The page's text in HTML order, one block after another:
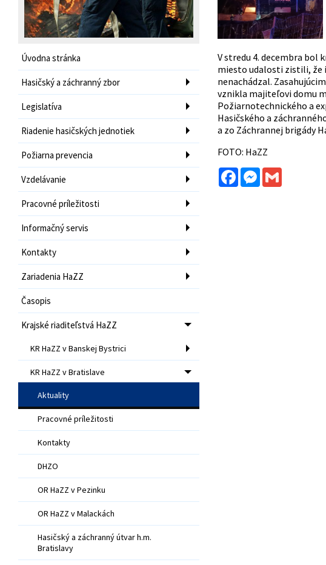
Úvodna stránka
Hasičský a záchranný zbor
Legislatíva
Riadenie hasičských jednotiek
Požiarna prevencia
Vzdelávanie
Pracovné príležitosti
Informačný servis
Kontakty
Zariadenia HaZZ
Časopis
Krajské riaditeľstvá HaZZ
KR HaZZ v Banskej Bystrici
KR HaZZ v Bratislave
Aktuality
Pracovné príležitosti
Kontakty
DHZO
OR HaZZ v Pezinku
OR HaZZ v Malackách
Hasičský a záchranný útvar h.m.
Bratislavy
V stredu 4. decembra bol
miesto udalosti zistili, že
nenachádzal.
vznikla majiteľovi domu
Požiarnotechnického a
Hasičského a
a zo Záchrannej brigády
FOTO: HaZZ
FacebookMessenger
Gmail